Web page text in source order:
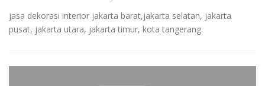
jasa dekorasi interior jakarta barat,jakarta selatan, jakarta
pusat, jakarta utara, jakarta timur, kota tangerang.